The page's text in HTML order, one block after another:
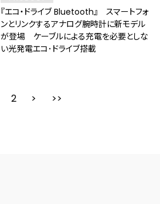
『エコ・ドライブ Bluetooth』 スマートフォ
ンとリンクするアナログ腕時計に新モデル
が登場 ケーブルによる充電を必要としな
い光発電エコ･ドライブ搭載
2